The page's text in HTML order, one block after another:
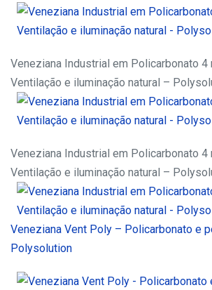
Veneziana Industrial em Policarbonato 4
Ventilação e iluminação natural –
Veneziana Industrial em Policarbonato 4
Ventilação e iluminação natural –
Veneziana Vent Poly – Policarbonato e
Polysolution